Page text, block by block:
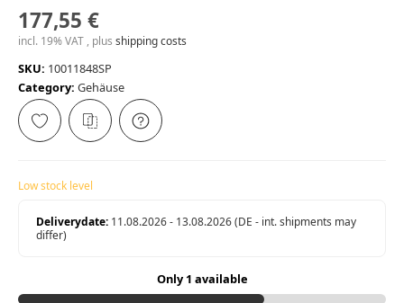
177,55 €
incl. 19% VAT , plus shipping costs
SKU: 10011848SP
Category: Gehäuse
Low stock level
Deliverydate: 11.08.2026 - 13.08.2026(DE - int. shipments may
differ)
Only 1 available